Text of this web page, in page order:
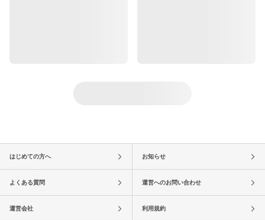
はじめての方へ お知らせ
よくある質問 運営へのお問い合わせ
運営会社 利用規約